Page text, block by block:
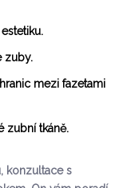
zuby.
mezi fazetami
zubní tkáně.
konzultace s